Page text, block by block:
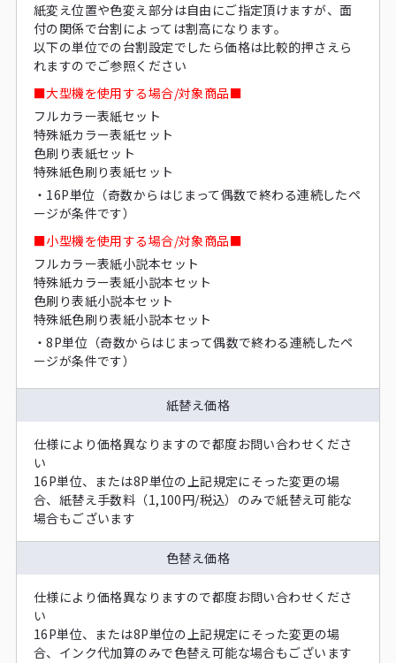
紙変え位置や色変え部分は自由にご指定頂けますが、面
付の関係で台割によっては割高になります。
以下の単位での台割設定でしたら価格は比較的押さえら
れますのでご参照ください
■大型機を使用する場合/対象商品■
フルカラー表紙セット
特殊紙カラー表紙セット
色刷り表紙セット
特殊紙色刷り表紙セット
・16P単位（奇数からはじまって偶数で終わる連続したペ
ージが条件です）
■小型機を使用する場合/対象商品■
フルカラー表紙小説本セット
特殊紙カラー表紙小説本セット
色刷り表紙小説本セット
特殊紙色刷り表紙小説本セット
・8P単位（奇数からはじまって偶数で終わる連続したペ
ージが条件です）
紙替え価格
仕様により価格異なりますので都度お問い合わせくださ
い
16P単位、または8P単位の上記規定にそった変更の場
合、紙替え手数料（1,100円/税込）のみで紙替え可能な
場合もございます
色替え価格
仕様により価格異なりますので都度お問い合わせくださ
い
16P単位、または8P単位の上記規定にそった変更の場
合、インク代加算のみで色替え可能な場合もございます